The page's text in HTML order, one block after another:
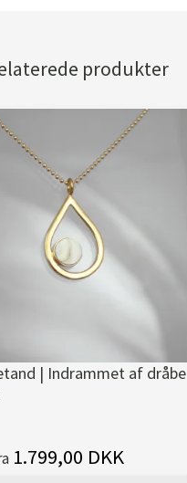
produkter
| Indrammet af dråbe
1.799,00 DKK